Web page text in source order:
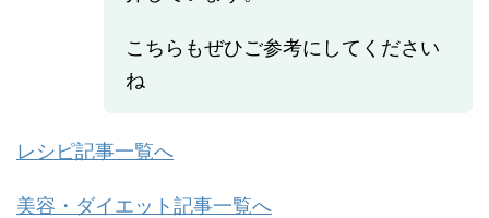
こちらもぜひご参考にしてください
ね
レシピ記事一覧へ
美容・ダイエット記事一覧へ